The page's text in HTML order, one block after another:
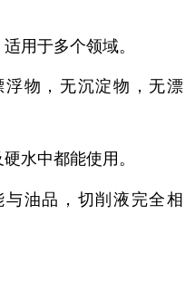
用于多个领域。
物，无沉淀物，无漂
水中都能使用 。
油品，切削液完全相